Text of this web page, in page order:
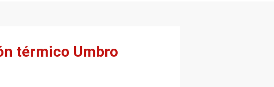
térmico Umbro